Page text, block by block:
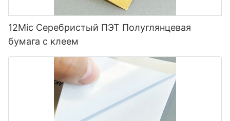
12Mic Серебристый ПЭТ Полуглянцевая
бумага с клеем